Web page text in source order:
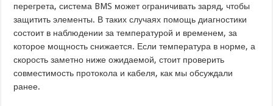
перегрета, система BMS может ограничивать заряд, чтобы
защитить элементы. В таких случаях помощь диагностики
состоит в наблюдении за температурой и временем, за
которое мощность снижается. Если температура в норме, а
скорость заметно ниже ожидаемой, стоит проверить
совместимость протокола и кабеля, как мы обсуждали
ранее.